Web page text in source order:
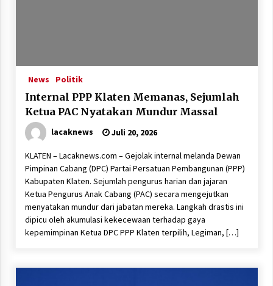
News Politik
Internal PPP Klaten Memanas, Sejumlah
Ketua PAC Nyatakan Mundur Massal
lacaknews Juli 20, 2026
KLATEN – Lacaknews.com – Gejolak internal melanda Dewan
Pimpinan Cabang (DPC) Partai Persatuan Pembangunan (PPP)
Kabupaten Klaten. Sejumlah pengurus harian dan jajaran
Ketua Pengurus Anak Cabang (PAC) secara mengejutkan
menyatakan mundur dari jabatan mereka. Langkah drastis ini
dipicu oleh akumulasi kekecewaan terhadap gaya
kepemimpinan Ketua DPC PPP Klaten terpilih, Legiman, […]